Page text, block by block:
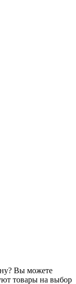
Вы можете
товары на выбор